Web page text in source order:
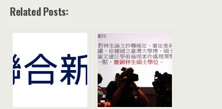
Related Posts: